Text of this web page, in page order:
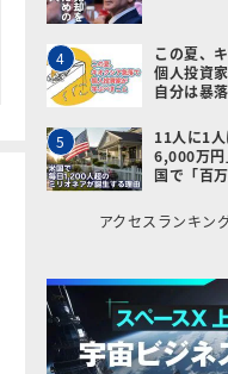
4
この夏、
個人投資
自分は暴
5
11人に1
6,000万
国で「百
アクセスランキン